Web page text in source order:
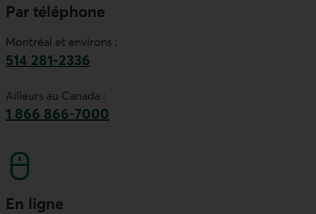
Par téléphone
Montréal et environs :
514 281-2336
Ailleurs au Canada :
1 866 866-7000
En ligne